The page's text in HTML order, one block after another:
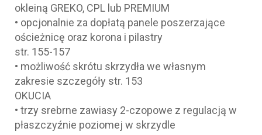
okleiną GREKO, CPL lub PREMIUM
• opcjonalnie za dopłatą panele poszerzające
ościeżnicę oraz korona i pilastry
str. 155-157
• możliwość skrótu skrzydła we własnym
zakresie szczegóły str. 153
OKUCIA
• trzy srebrne zawiasy 2-czopowe z regulacją w
płaszczyźnie poziomej w skrzydle